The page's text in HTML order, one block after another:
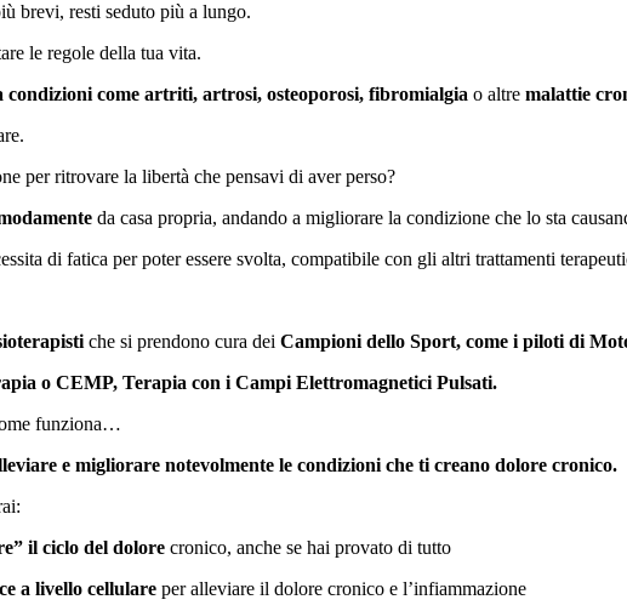
brevi, resti seduto più a lungo.
le regole della tua vita.
come artriti, artrosi, osteoporosi, fibromialgia o altre malattie
per ritrovare la libertà che pensavi di aver perso?
da casa propria, andando a migliorare la condizione che lo sta
di fatica per poter essere svolta, compatibile con gli altri trattamenti
che si prendono cura dei Campioni dello Sport, come i piloti di
o CEMP, Terapia con i Campi Elettromagnetici Pulsati.
funziona…
e migliorare notevolmente le condizioni che ti creano dolore cronico.
il ciclo del dolore cronico, anche se hai provato di tutto
a livello cellulare per alleviare il dolore cronico e l’infiammazione